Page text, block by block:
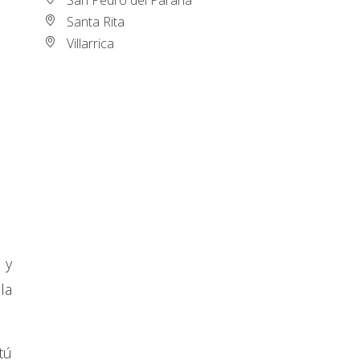
y
Santa Rita
Villarrica